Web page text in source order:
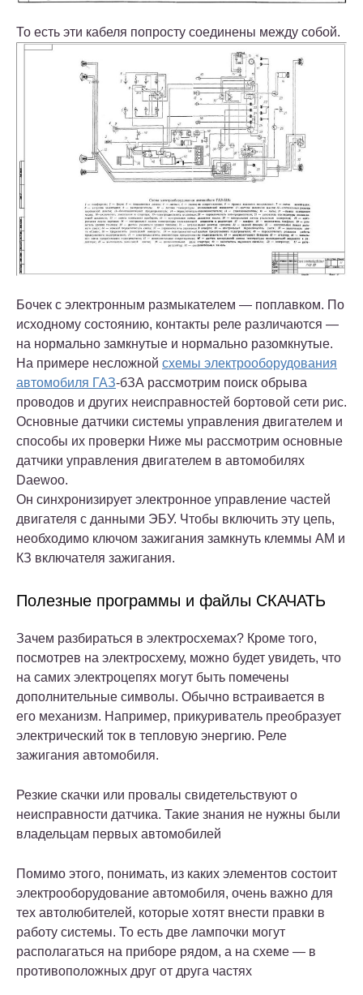
То есть эти кабеля попросту соединены между собой.
Бочек с электронным размыкателем — поплавком. По
исходному состоянию, контакты реле различаются —
на нормально замкнутые и нормально разомкнутые.
На примере несложной схемы электрооборудования
автомобиля ГАЗ-бЗА рассмотрим поиск обрыва
проводов и других неисправностей бортовой сети рис.
Основные датчики системы управления двигателем и
способы их проверки Ниже мы рассмотрим основные
датчики управления двигателем в автомобилях
Daewoo.
Он синхронизирует электронное управление частей
двигателя с данными ЭБУ. Чтобы включить эту цепь,
необходимо ключом зажигания замкнуть клеммы AM и
КЗ включателя зажигания.
Полезные программы и файлы СКАЧАТЬ
Зачем разбираться в электросхемах? Кроме того,
посмотрев на электросхему, можно будет увидеть, что
на самих электроцепях могут быть помечены
дополнительные символы. Обычно встраивается в
его механизм. Например, прикуриватель преобразует
электрический ток в тепловую энергию. Реле
зажигания автомобиля.
Резкие скачки или провалы свидетельствуют о
неисправности датчика. Такие знания не нужны были
владельцам первых автомобилей
Помимо этого, понимать, из каких элементов состоит
электрооборудование автомобиля, очень важно для
тех автолюбителей, которые хотят внести правки в
работу системы. То есть две лампочки могут
располагаться на приборе рядом, а на схеме — в
противоположных друг от друга частях